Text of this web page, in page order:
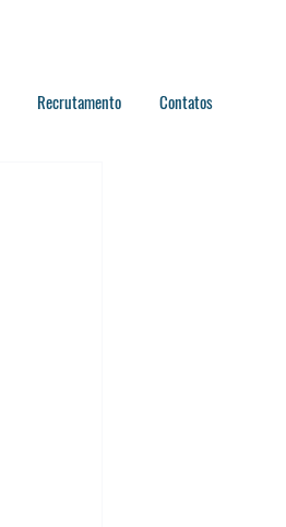
Recrutamento Contatos